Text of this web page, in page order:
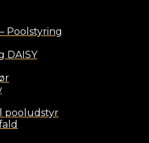
Poolstyring
DAISY
pooludstyr